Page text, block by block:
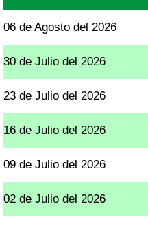
06 de Agosto del 2026
30 de Julio del 2026
23 de Julio del 2026
16 de Julio del 2026
09 de Julio del 2026
02 de Julio del 2026